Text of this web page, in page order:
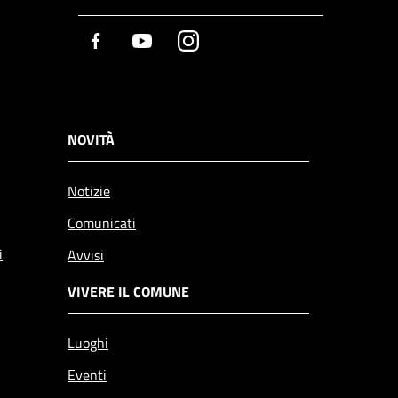
Facebook YoutubeInstagram
NOVITÀ
Notizie
Comunicati
Avvisi
VIVERE IL COMUNE
Luoghi
Eventi